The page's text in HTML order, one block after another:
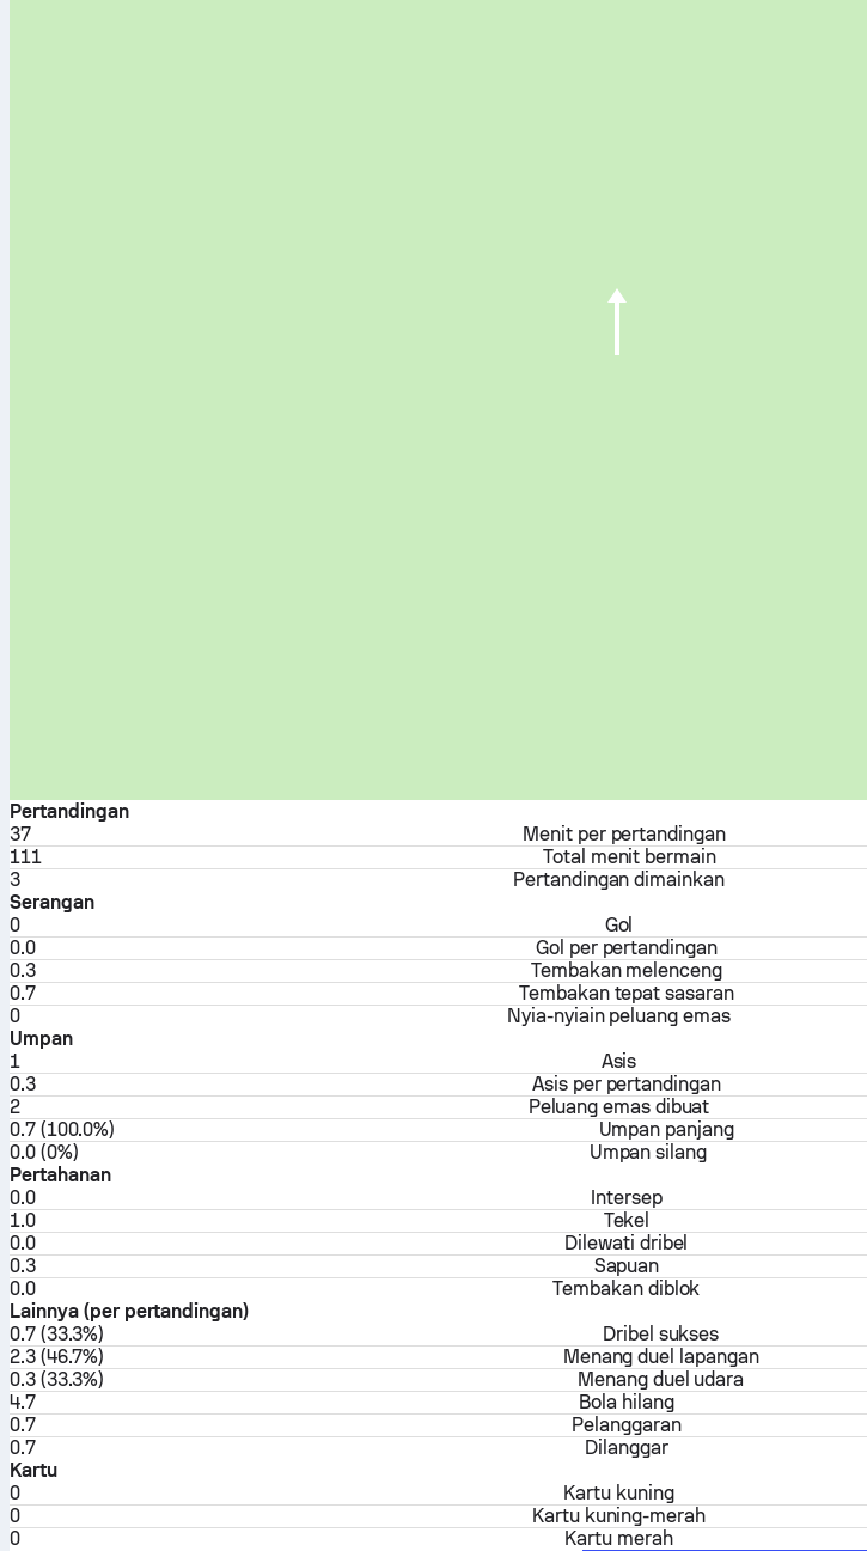
Pertandingan
37
Menit per pertandingan
111
Total menit bermain
3
Pertandingan dimainkan
Serangan
0
Gol
0.0
Gol per pertandingan
0.3
Tembakan melenceng
0.7
Tembakan tepat sasaran
0
Nyia-nyiain peluang emas
Umpan
1
Asis
0.3
Asis per pertandingan
2
Peluang emas dibuat
0.7 (100.0%)
Umpan panjang
0.0 (0%)
Umpan silang
Pertahanan
0.0
Intersep
1.0
Tekel
0.0
Dilewati dribel
0.3
Sapuan
0.0
Tembakan diblok
Lainnya (per pertandingan)
0.7 (33.3%)
Dribel sukses
2.3 (46.7%)
Menang duel lapangan
0.3 (33.3%)
Menang duel udara
4.7
Bola hilang
0.7
Pelanggaran
0.7
Dilanggar
Kartu
0
Kartu kuning
0
Kartu kuning-merah
0
Kartu merah